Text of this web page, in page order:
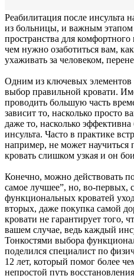
Реабилитация после инсульта
из больницы, и важным этапом
пространства для
чем нужно озаботиться вам,
ухаживать за человеком,
Одним из ключевых элементов
выбор правильной кровати.
проводить большую часть
зависит то, насколько просто
даже то, насколько
инсульта. Часто в практике
например, не может научиться
кровать слишком узкая и он
Конечно, можно действовать
самое лучшее”, но, во-первых,
функциональных кроватей
вторых, даже покупка самой
кровати не гарантирует того,
вашем случае, ведь каждый
Тонкостями выбора
поделился специалист по
12 лет, который помог более
непростой путь